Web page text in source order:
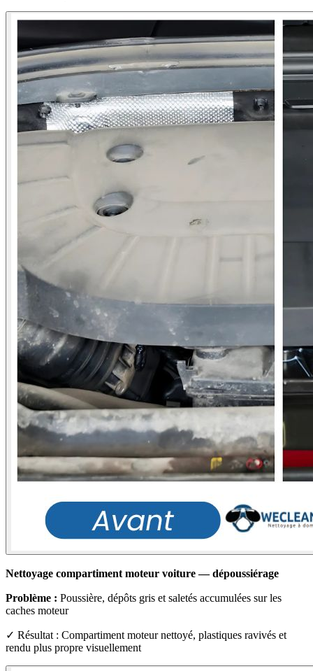
Nettoyage compartiment moteur voiture — dépoussiérage
Problème : Poussière, dépôts gris et saletés accumulées sur les
caches moteur
✓ Résultat : Compartiment moteur nettoyé, plastiques ravivés et
rendu plus propre visuellement